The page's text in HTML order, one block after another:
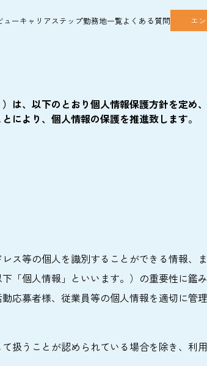
ューキャリアステップ勤務地一覧よくある質問 エ
は、以下のとおり個人情報保護方針を定め
により、個人情報の保護を推進致します。
ス等の個人を識別することができる情報、
「個人情報」といいます。）の重要性に鑑
応募者様、従業員等の個人情報を適切に管
扱うことが認められている場合を除き、利